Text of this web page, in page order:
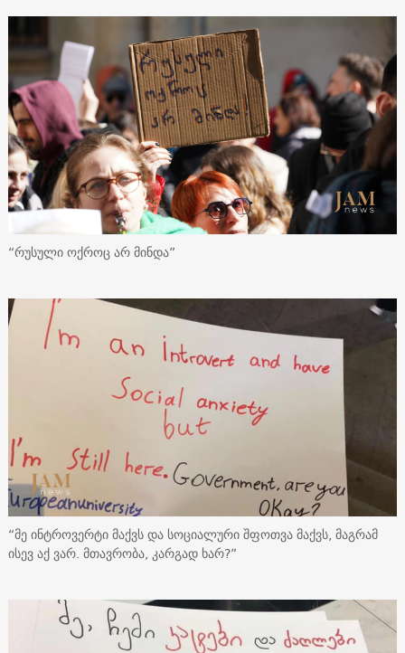
“რუსული ოქროც არ მინდა”
“მე ინტროვერტი მაქვს და სოციალური შფოთვა მაქვს, მაგრამ
ისევ აქ ვარ. მთავრობა, კარგად ხარ?”